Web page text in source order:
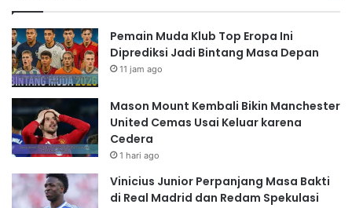
Pemain Muda Klub Top Eropa Ini
Diprediksi Jadi Bintang Masa Depan
11 jam ago
Mason Mount Kembali Bikin Manchester
United Cemas Usai Keluar karena
Cedera
1 hari ago
Vinicius Junior Perpanjang Masa Bakti
di Real Madrid dan Redam Spekulasi